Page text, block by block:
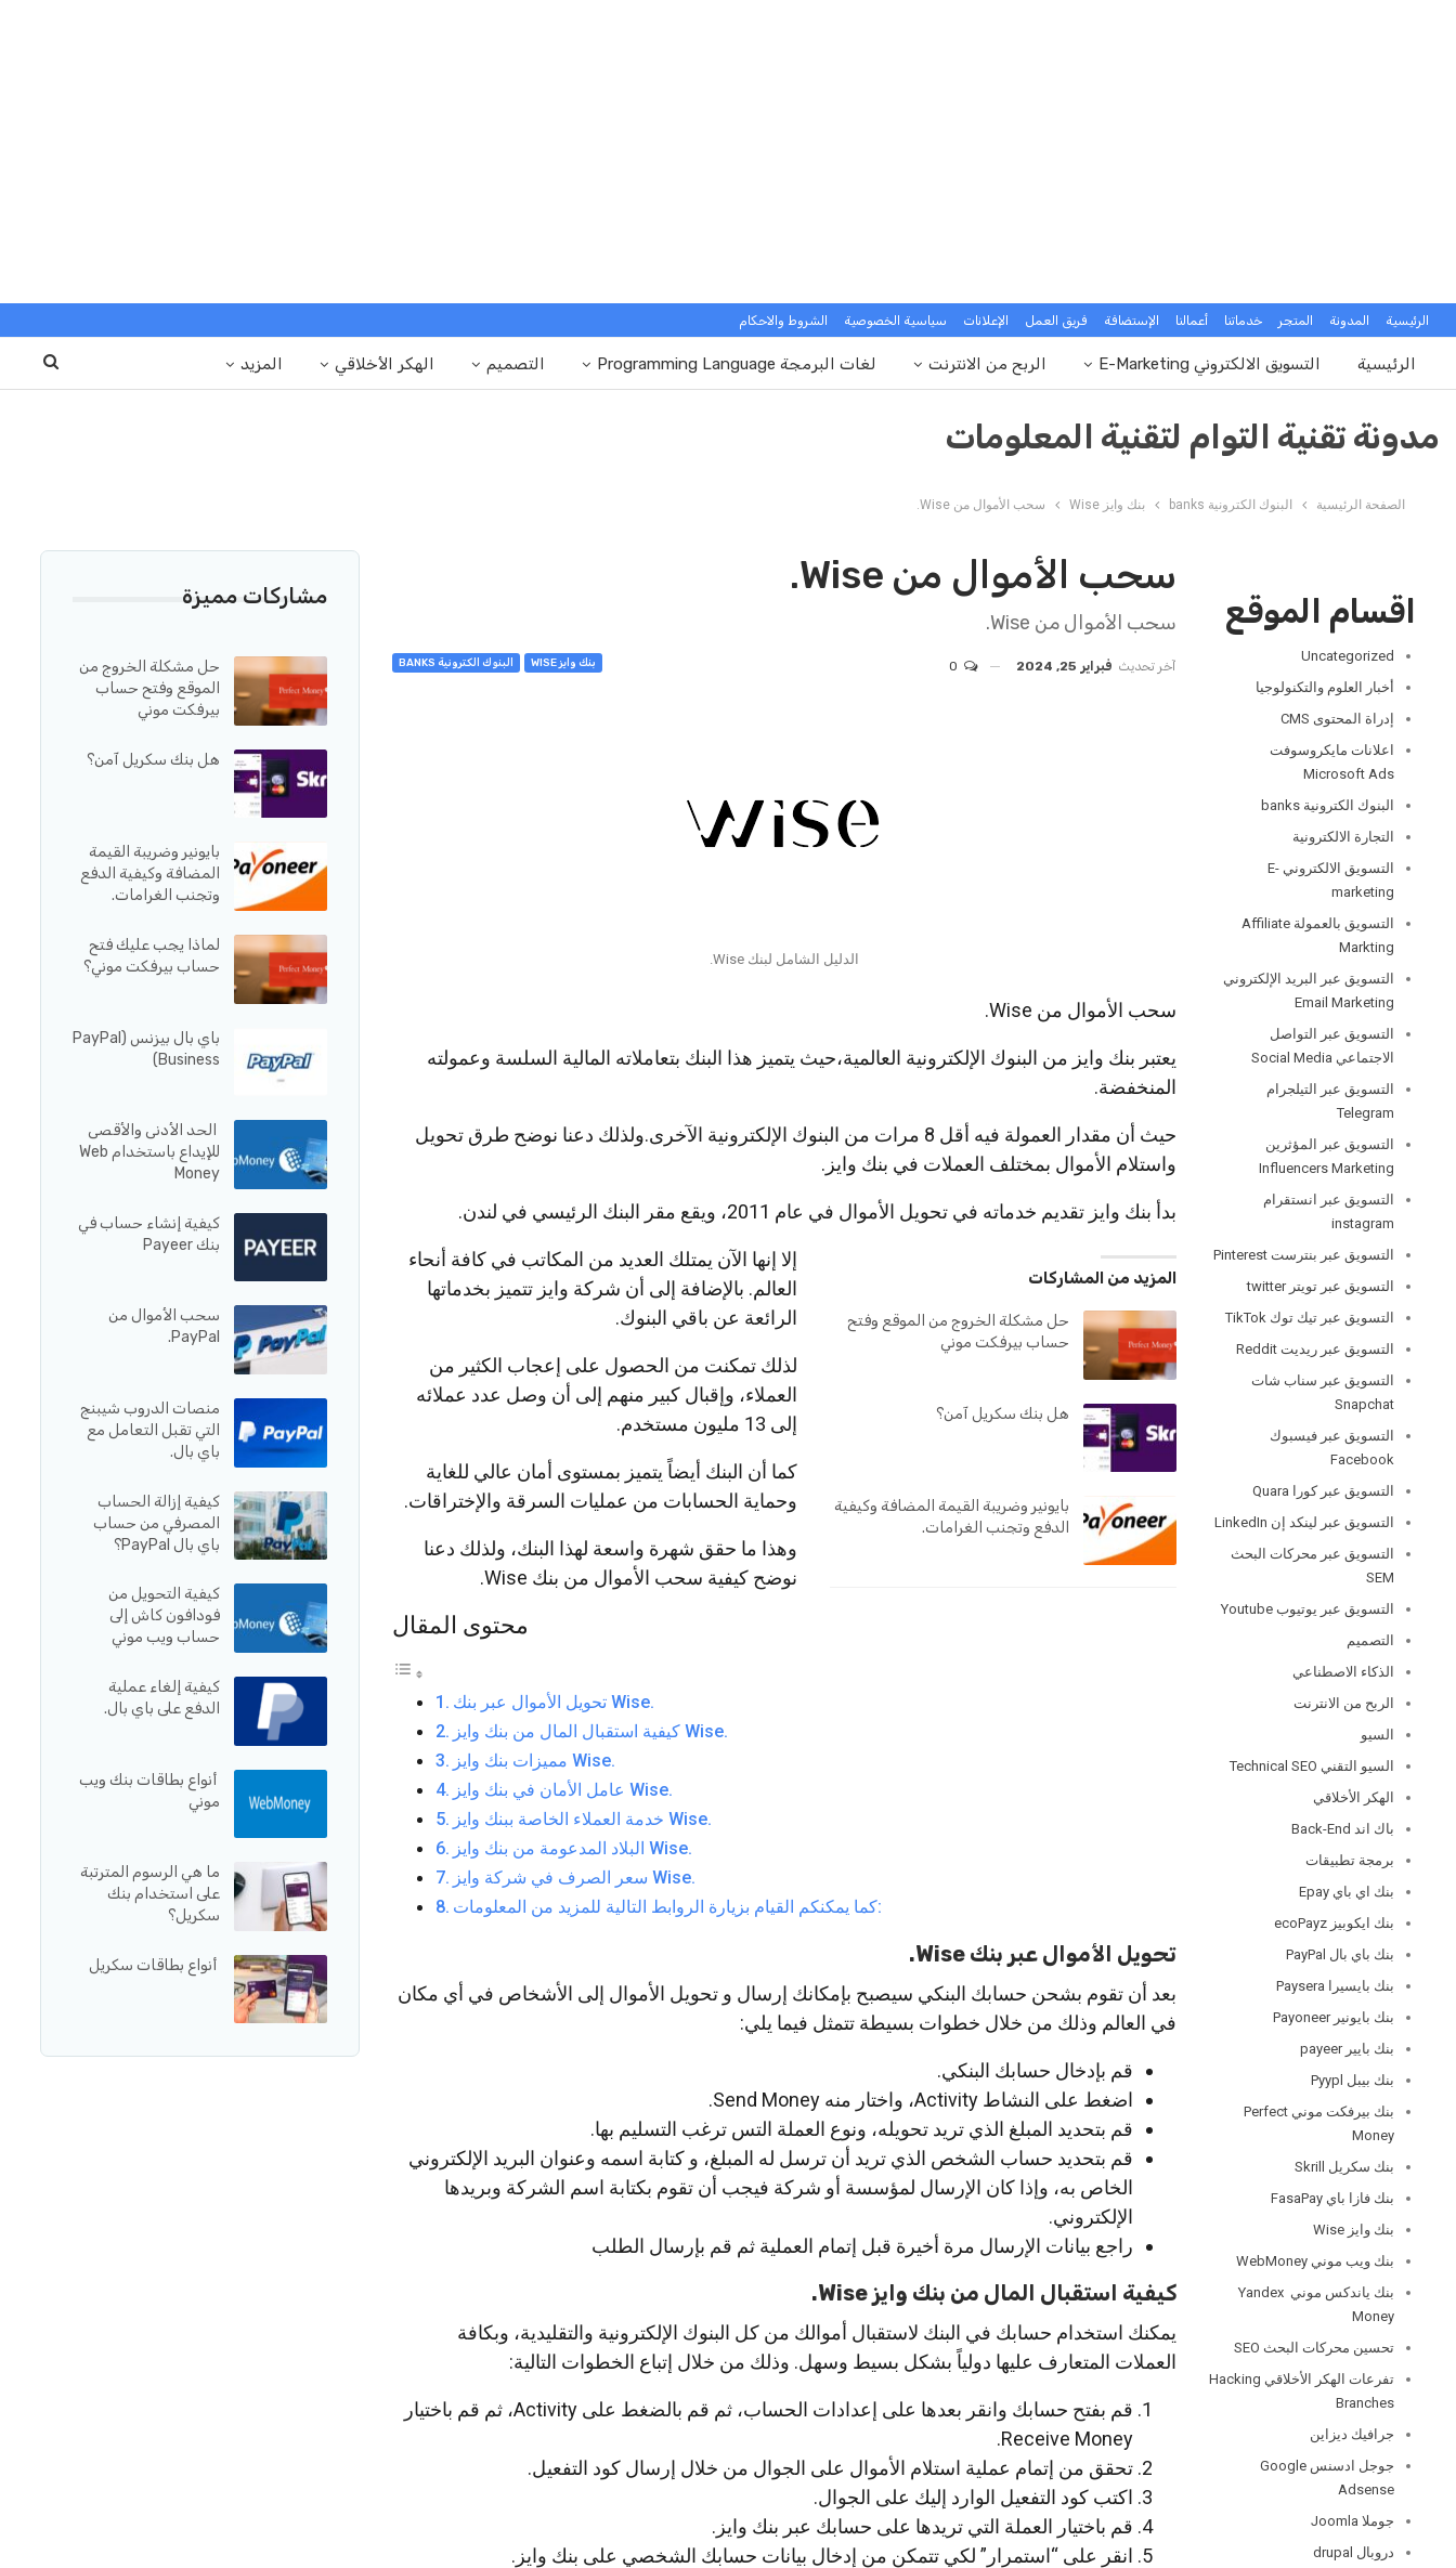
الرئيسية المدونة المتجر خدماتنا أعمالنا الإستضافة فريق العمل الإعلانات سياسية الخصوصية الشروط والاحكام
الرئيسية التسويق الالكتروني E-Marketing الربح من الانترنت لغات البرمجة Programming Language التصميم الهكر الأخلاقي المزيد
مدونة تقنية التوام لتقنية المعلومات
الصفحة الرئيسية البنوك الكترونية banks بنك وايز Wise سحب الأموال من Wise.
سحب الأموال من Wise.
سحب الأموال من Wise.
بنك وايز WISE البنوك الكترونية BANKS آخر تحديث فبراير 25, 2024
الدليل الشامل لبنك Wise.
سحب الأموال من Wise.
يعتبر بنك وايز من البنوك الإلكترونية العالمية،حيث يتميز هذا البنك بتعاملاته المالية السلسة وعمولته
المنخفضة.
حيث أن مقدار العمولة فيه أقل 8 مرات من البنوك الإلكترونية الآخرى.ولذلك دعنا نوضح طرق تحويل
واستلام الأموال بمختلف العملات في بنك وايز.
بدأ بنك وايز تقديم خدماته في تحويل الأموال في عام 2011، ويقع مقر البنك الرئيسي في لندن.
المزيد من المشاركات
حل مشكلة الخروج من الموقع وفتح
حساب بيرفكت موني
هل بنك سكريل آمن؟
بايونير وضريبة القيمة المضافة وكيفية
الدفع وتجنب الغرامات.
إلا إنها الآن يمتلك العديد من المكاتب في كافة أنحاء
العالم. بالإضافة إلى أن شركة وايز تتميز بخدماتها
الرائعة عن باقي البنوك.
لذلك تمكنت من الحصول على إعجاب الكثير من
العملاء، وإقبال كبير منهم إلى أن وصل عدد عملائه
إلى 13 مليون مستخدم.
كما أن البنك أيضاً يتميز بمستوى أمان عالي للغاية
وحماية الحسابات من عمليات السرقة والإختراقات.
وهذا ما حقق شهرة واسعة لهذا البنك، ولذلك دعنا
نوضح كيفية سحب الأموال من بنك Wise.
محتوى المقال
تحويل الأموال عبر بنك Wise.
كيفية استقبال المال من بنك وايز Wise.
مميزات بنك وايز Wise.
عامل الأمان في بنك وايز Wise.
خدمة العملاء الخاصة ببنك وايز Wise.
البلاد المدعومة من بنك وايز Wise.
سعر الصرف في شركة وايز Wise.
كما يمكنكم القيام بزيارة الروابط التالية للمزيد من المعلومات:
تحويل الأموال عبر بنك Wise.
بعد أن تقوم بشحن حسابك البنكي سيصبح بإمكانك إرسال و تحويل الأموال إلى الأشخاص في أي مكان
في العالم وذلك من خلال خطوات بسيطة تتمثل فيما يلي:
قم بإدخال حسابك البنكي.
اضغط على النشاط Activity، واختار منه Send Money.
قم بتحديد المبلغ الذي تريد تحويله، ونوع العملة التس ترغب التسليم بها.
قم بتحديد حساب الشخص الذي تريد أن ترسل له المبلغ، و كتابة اسمه وعنوان البريد الإلكتروني
الخاص به، وإذا كان الإرسال لمؤسسة أو شركة فيجب أن تقوم بكتابة اسم الشركة وبريدها
الإلكتروني.
راجع بيانات الإرسال مرة أخيرة قبل إتمام العملية ثم قم بإرسال الطلب
كيفية استقبال المال من بنك وايز Wise.
يمكنك استخدام حسابك في البنك لاستقبال أموالك من كل البنوك الإلكترونية والتقليدية، وبكافة
العملات المتعارف عليها دولياً بشكل بسيط وسهل. وذلك من خلال إتباع الخطوات التالية:
قم بفتح حسابك وانقر بعدها على إعدادات الحساب، ثم قم بالضغط على Activity، ثم قم باختيار
Receive Money.
تحقق من إتمام عملية استلام الأموال على الجوال من خلال إرسال كود التفعيل.
اكتب كود التفعيل الوارد إليك على الجوال.
قم باختيار العملة التي تريدها على حسابك عبر بنك وايز.
انقر على “استمرار” لكي تتمكن من إدخال بيانات حسابك الشخصي على بنك وايز.
مشاركات مميزة
حل مشكلة الخروج من
الموقع وفتح حساب
بيرفكت موني
هل بنك سكريل آمن؟
بايونير وضريبة القيمة
المضافة وكيفية الدفع
وتجنب الغرامات.
لماذا يجب عليك فتح
حساب بيرفكت موني؟
باي بال بيزنس (PayPal
Business)
الحد الأدنى والأقصى
للإيداع باستخدام Web
Money
كيفية إنشاء حساب في
بنك Payeer
سحب الأموال من
PayPal.
منصات الدروب شيبنج
التي تقبل التعامل مع
باي بال.
كيفية إزالة الحساب
المصرفي من حساب
باي بال PayPal؟
كيفية التحويل من
فودافون كاش إلى
حساب ويب موني
كيفية إلغاء عملية
الدفع على باي بال.
أنواع بطاقات بنك ويب
موني
ما هي الرسوم المترتبة
على استخدام بنك
سكريل؟
أنواع بطاقات سكريل
اقسام الموقع
Uncategorized
أخبار العلوم والتكنولوجيا
إدراة المحتوى CMS
اعلانات مايكروسوفت
Microsoft Ads
البنوك الكترونية banks
التجارة الالكترونية
التسويق الالكتروني E-
marketing
التسويق بالعمولة Affiliate
Markting
التسويق عبر البريد الإلكتروني
Email Marketing
التسويق عبر التواصل
الاجتماعي Social Media
التسويق عبر التيلجرام
Telegram
التسويق عبر المؤثرين
Influencers Marketing
التسويق عبر انستقرام
instagram
التسويق عبر بنترست Pinterest
التسويق عبر تويتر twitter
التسويق عبر تيك توك TikTok
التسويق عبر ريديت Reddit
التسويق عبر سناب شات
Snapchat
التسويق عبر فيسبوك
Facebook
التسويق عبر كورا Quara
التسويق عبر لينكد إن LinkedIn
التسويق عبر محركات البحث
SEM
التسويق عبر يوتيوب Youtube
التصميم
الذكاء الاصطناعي
الربح من الانترنت
السيو
السيو التقني Technical SEO
الهكر الأخلاقي
باك اند Back-End
برمجة تطبيقات
بنك اي باي Epay
بنك ايكوبيز ecoPayz
بنك باي بال PayPal
بنك بايسيرا Paysera
بنك بايونير Payoneer
بنك بايير payeer
بنك بيبل Pyypl
بنك بيرفكت موني Perfect
Money
بنك سكريل Skrill
بنك فازا باي FasaPay
بنك وايز Wise
بنك ويب موني WebMoney
بنك ياندكس موني Yandex
Money
تحسين محركات البحث SEO
تفرعات الهكر الأخلاقي Hacking
Branches
جرافيك ديزاين
جوجل ادسنس Google
Adsense
جوملا Joomla
دروبال drupal